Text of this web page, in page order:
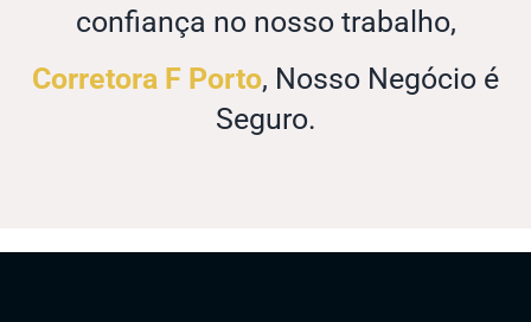
confiança no nosso trabalho,
Corretora F Porto, Nosso Negócio é
Seguro.